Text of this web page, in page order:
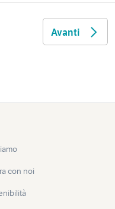
Avanti
con noi